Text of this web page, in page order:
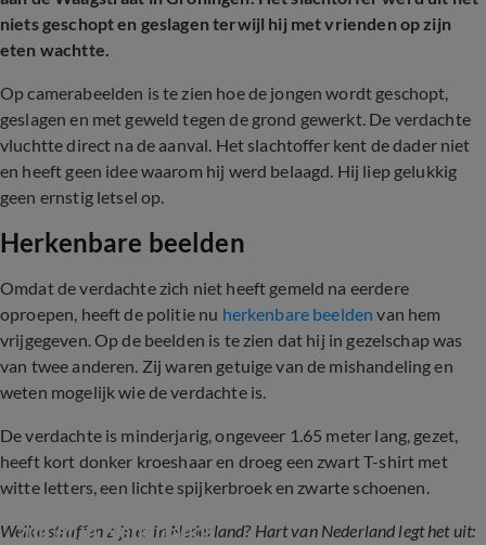
niets geschopt en geslagen terwijl hij met vrienden op zijn
eten wachtte.
Op camerabeelden is te zien hoe de jongen wordt geschopt,
geslagen en met geweld tegen de grond gewerkt. De verdachte
vluchtte direct na de aanval. Het slachtoffer kent de dader niet
en heeft geen idee waarom hij werd belaagd. Hij liep gelukkig
geen ernstig letsel op.
Herkenbare beelden
Omdat de verdachte zich niet heeft gemeld na eerdere
oproepen, heeft de politie nu herkenbare beelden van hem
vrijgegeven. Op de beelden is te zien dat hij in gezelschap was
van twee anderen. Zij waren getuige van de mishandeling en
weten mogelijk wie de verdachte is.
De verdachte is minderjarig, ongeveer 1.65 meter lang, gezet,
heeft kort donker kroeshaar en droeg een zwart T-shirt met
witte letters, een lichte spijkerbroek en zwarte schoenen.
Welke straffen zijn er in Nederland? Hart van Nederland legt het uit:
Hart van Nederland legt uit: welke straffen
zijn er in Nederland?